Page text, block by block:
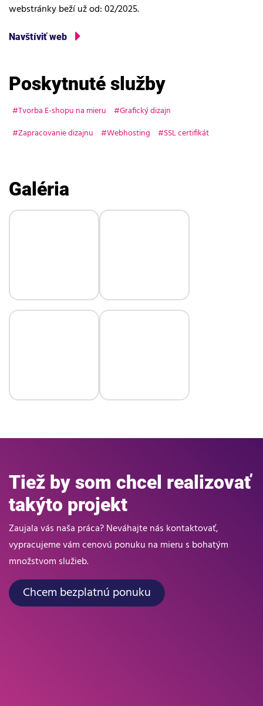
webstránky beží už od: 02/2025.
Navštíviť web
Poskytnuté služby
Tvorba E-shopu na mieru
Grafický dizajn
Zapracovanie dizajnu
Webhosting SSL certifikát
Galéria
Tiež by som chcel realizovať
takýto projekt
Zaujala vás naša práca? Neváhajte nás kontaktovať,
vypracujeme vám cenovú ponuku na mieru s bohatým
množstvom služieb.
Chcem bezplatnú ponuku